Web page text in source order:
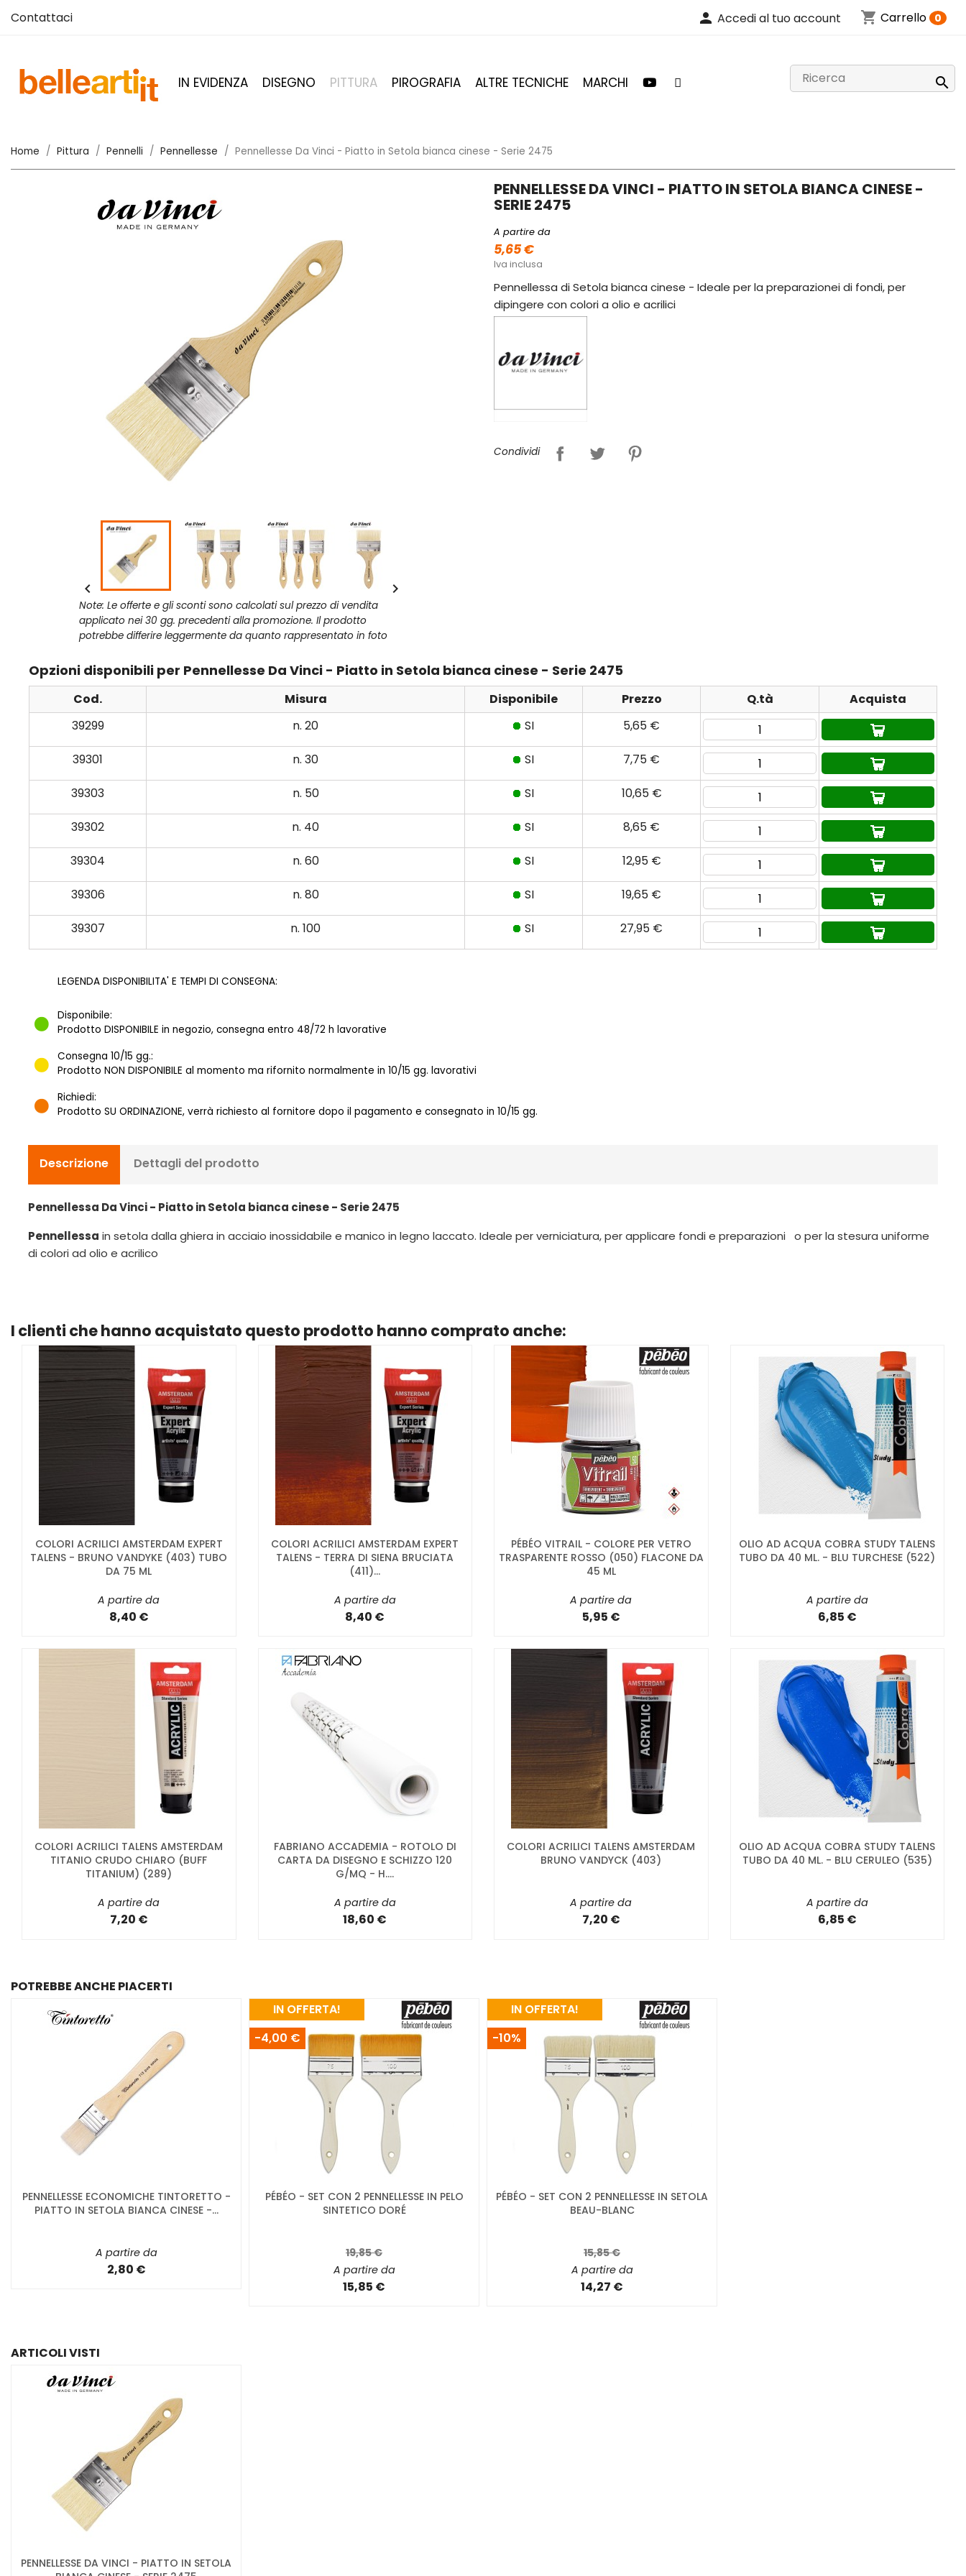
Contattaci person Accedi al tuo account shopping_cart Carrello 0
IN EVIDENZA DISEGNO PITTURA PIROGRAFIA ALTRE TECNICHE MARCHI 
Home Pittura Pennelli Pennellesse Pennellesse Da Vinci - Piatto in Setola bianca cinese - Serie 2475
 
Note: Le offerte e gli sconti sono calcolati sul prezzo di vendita
applicato nei 30 gg. precedenti alla promozione. Il prodotto
potrebbe differire leggermente da quanto rappresentato in foto
PENNELLESSE DA VINCI - PIATTO IN SETOLA BIANCA CINESE -
SERIE 2475
A partire da
5,65 €
Iva inclusa
Pennellessa di Setola bianca cinese - Ideale per la preparazionei di fondi, per
dipingere con colori a olio e acrilici
Condividi
Opzioni disponibili per Pennellesse Da Vinci - Piatto in Setola bianca cinese - Serie 2475
Cod. Misura Disponibile Prezzo Q.tà
Acquista
39299
n. 20 SI 5,65 €
39301 n. 30 SI 7,75 €
39303 n. 50 SI 10,65 €
39302 n. 40 SI 8,65 €
39304 n. 60 SI 12,95 €
39306 n. 80 SI 19,65 €
39307 n. 100 SI 27,95 €
LEGENDA DISPONIBILITA' E TEMPI DI CONSEGNA:
Disponibile:
Prodotto DISPONIBILE in negozio, consegna entro 48/72 h lavorative
Consegna 10/15 gg.:
Prodotto NON DISPONIBILE al momento ma rifornito normalmente in 10/15 gg. lavorativi
Richiedi:
Prodotto SU ORDINAZIONE, verrà richiesto al fornitore dopo il pagamento e consegnato in 10/15 gg.
Descrizione Dettagli del prodotto
Pennellessa Da Vinci - Piatto in Setola bianca cinese - Serie 2475
Pennellessa in setola dalla ghiera in acciaio inossidabile e manico in legno laccato. Ideale per verniciatura, per applicare fondi e preparazioni o per la stesura uniforme
di colori ad olio e acrilico
I clienti che hanno acquistato questo prodotto hanno comprato anche:
COLORI ACRILICI AMSTERDAM EXPERT
TALENS - BRUNO VANDYKE (403) TUBO
DA 75 ML
A partire da
8,40 €
COLORI ACRILICI AMSTERDAM EXPERT
TALENS - TERRA DI SIENA BRUCIATA
(411)...
A partire da
8,40 €
PÉBÉO VITRAIL - COLORE PER VETRO
TRASPARENTE ROSSO (050) FLACONE DA
45 ML
A partire da
5,95 €
OLIO AD ACQUA COBRA STUDY TALENS
TUBO DA 40 ML. - BLU TURCHESE (522)
A partire da
6,85 €
COLORI ACRILICI TALENS AMSTERDAM
TITANIO CRUDO CHIARO (BUFF
TITANIUM) (289)
A partire da
7,20 €
FABRIANO ACCADEMIA - ROTOLO DI
CARTA DA DISEGNO E SCHIZZO 120
G/MQ - H....
A partire da
18,60 €
COLORI ACRILICI TALENS AMSTERDAM
BRUNO VANDYCK (403)
A partire da
7,20 €
OLIO AD ACQUA COBRA STUDY TALENS
TUBO DA 40 ML. - BLU CERULEO (535)
A partire da
6,85 €
POTREBBE ANCHE PIACERTI
PENNELLESSE ECONOMICHE TINTORETTO -
PIATTO IN SETOLA BIANCA CINESE -...
A partire da
2,80 €
PÉBÉO - SET CON 2 PENNELLESSE IN PELO
SINTETICO DORÉ
19,85 €
A partire da
15,85 €
IN OFFERTA!
-4,00 €
PÉBÉO - SET CON 2 PENNELLESSE IN SETOLA
BEAU-BLANC
15,85 €
A partire da
14,27 €
IN OFFERTA!
-10%
ARTICOLI VISTI
PENNELLESSE DA VINCI - PIATTO IN SETOLA